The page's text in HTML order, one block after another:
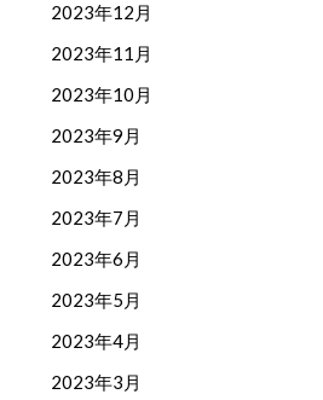
2023年12月
2023年11月
2023年10月
2023年9月
2023年8月
2023年7月
2023年6月
2023年5月
2023年4月
2023年3月